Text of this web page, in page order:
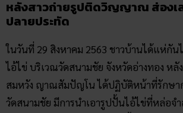
หลังสาวถ่ายรูปติดวิญญาณ ส่องเ
ปลายประทัด
ในวันที่ 29 สิงหาคม 2563 ชาวบ้านได้แห่กัน
ไอ้ไข่ บริเวณวัดสนามชัย จังหวัดอ่างทอง หลั
สมหวัง ญาณสัมปัญโน ได้ปฏิบัติหน้าที่รักษาก
วัดสนามชัย มีการนำเอารูปปั้นไอ้ไข่ที่หล่อจำ